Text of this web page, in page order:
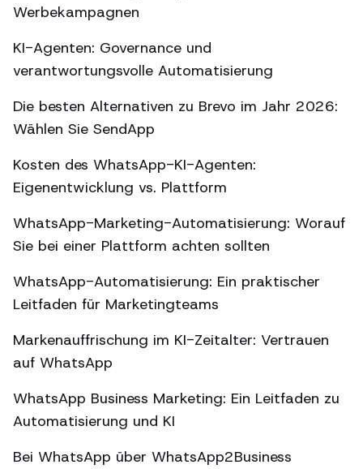
Werbekampagnen
KI-Agenten: Governance und
verantwortungsvolle Automatisierung
Die besten Alternativen zu Brevo im Jahr 2026:
Wählen Sie SendApp
Kosten des WhatsApp-KI-Agenten:
Eigenentwicklung vs. Plattform
WhatsApp-Marketing-Automatisierung: Worauf
Sie bei einer Plattform achten sollten
WhatsApp-Automatisierung: Ein praktischer
Leitfaden für Marketingteams
Markenauffrischung im KI-Zeitalter: Vertrauen
auf WhatsApp
WhatsApp Business Marketing: Ein Leitfaden zu
Automatisierung und KI
Bei WhatsApp über WhatsApp2Business